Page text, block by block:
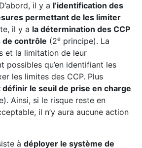
il y a l’identification des
permettant de les limiter
il y a la détermination des CCP
contrôle (2e principe). La
et la limitation de leur
possibles qu’en identifiant les
les limites des CCP. Plus
définir le seuil de prise en charge
Ainsi, si le risque reste en
il n’y aura aucune action
à déployer le système de